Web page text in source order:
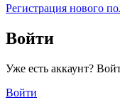
Регистрация нового
Войти
Уже есть аккаунт?
Войти